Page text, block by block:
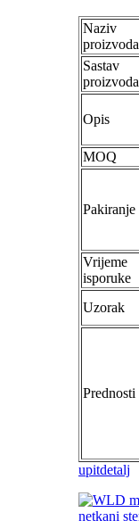
Naziv
proizvoda
Sastav
proizvoda
Opis
MOQ
Pakiranje
Vrijeme
isporuke
Uzorak
Prednosti
upitdetalj